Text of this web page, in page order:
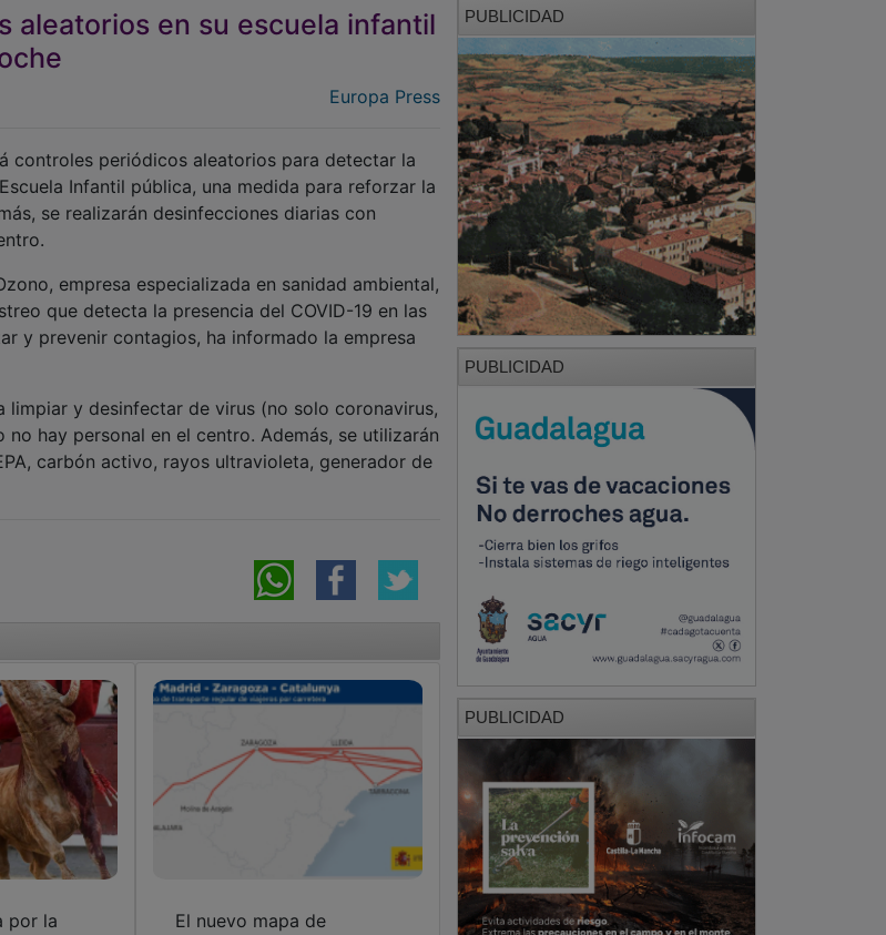
aleatorios en su escuela infantil
Europa Press
controles periódicos aleatorios para detectar la
Infantil pública, una medida para reforzar la
se realizarán desinfecciones diarias con
empresa especializada en sanidad ambiental,
que detecta la presencia del COVID-19 en las
y prevenir contagios, ha informado la empresa
limpiar y desinfectar de virus (no solo coronavirus,
hay personal en el centro. Además, se utilizarán
carbón activo, rayos ultravioleta, generador de
por la
El nuevo mapa de
PUBLICIDAD
PUBLICIDAD
PUBLICIDAD